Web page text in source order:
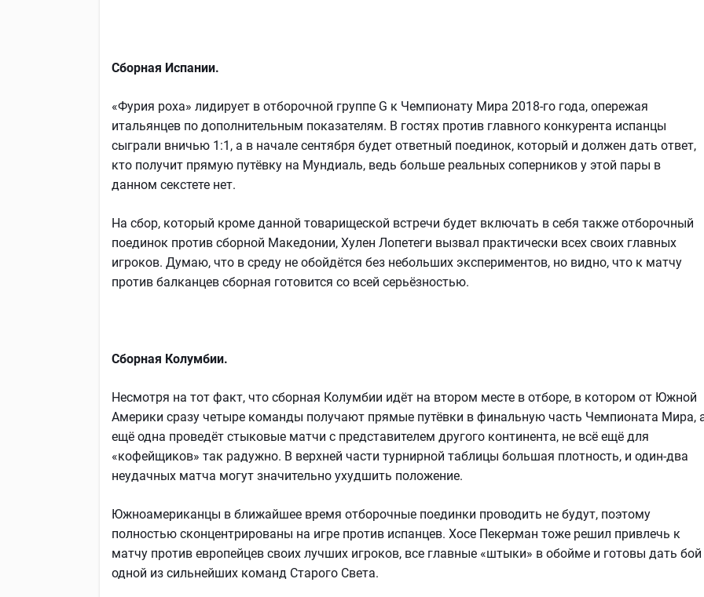
Сборная Испании.
«Фурия роха» лидирует в отборочной группе G к Чемпионату Мира 2018-го года, опережая
итальянцев по дополнительным показателям. В гостях против главного конкурента испанцы
сыграли вничью 1:1, а в начале сентября будет ответный поединок, который и должен дать ответ,
кто получит прямую путёвку на Мундиаль, ведь больше реальных соперников у этой пары в
данном секстете нет.
На сбор, который кроме данной товарищеской встречи будет включать в себя также отборочный
поединок против сборной Македонии, Хулен Лопетеги вызвал практически всех своих главных
игроков. Думаю, что в среду не обойдётся без небольших экспериментов, но видно, что к матчу
против балканцев сборная готовится со всей серьёзностью.
Сборная Колумбии.
Несмотря на тот факт, что сборная Колумбии идёт на втором месте в отборе, в котором от Южной
Америки сразу четыре команды получают прямые путёвки в финальную часть Чемпионата Мира,
ещё одна проведёт стыковые матчи с представителем другого континента, не всё ещё для
«кофейщиков» так радужно. В верхней части турнирной таблицы большая плотность, и один-два
неудачных матча могут значительно ухудшить положение.
Южноамериканцы в ближайшее время отборочные поединки проводить не будут, поэтому
полностью сконцентрированы на игре против испанцев. Хосе Пекерман тоже решил привлечь к
матчу против европейцев своих лучших игроков, все главные «штыки» в обойме и готовы дать бой
одной из сильнейших команд Старого Света.